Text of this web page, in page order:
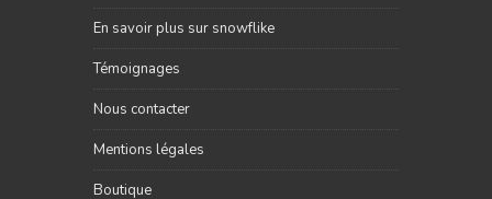
En savoir plus sur snowflike
Témoignages
Nous contacter
Mentions légales
Boutique